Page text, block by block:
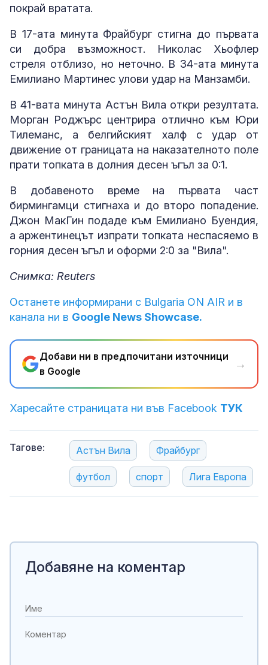
покрай вратата.
В 17-ата минута Фрайбург стигна до първата
си добра възможност. Николас Хьофлер
стреля отблизо, но неточно. В 34-ата минута
Емилиано Мартинес улови удар на Манзамби.
В 41-вата минута Астън Вила откри резултата.
Морган Роджърс центрира отлично към Юри
Тилеманс, а белгийският халф с удар от
движение от границата на наказателното поле
прати топката в долния десен ъгъл за 0:1.
В добавеното време на първата част
бирмингамци стигнаха и до второ попадение.
Джон МакГин подаде към Емилиано Буендия,
а аржентинецът изпрати топката неспасяемо в
горния десен ъгъл и оформи 2:0 за "Вила".
Снимка: Reuters
Останете информирани с Bulgaria ON AIR и в
канала ни в Google News Showcase.
Добави ни в предпочитани източници
в Google
→
Харесайте страницата ни във Facebook ТУК
Тагове: Астън Вила Фрайбург
футбол спорт Лига Европа
Добавяне на коментар